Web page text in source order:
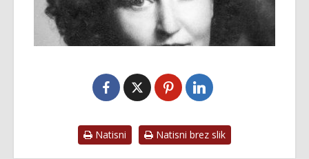
Natisni Natisni brez slik